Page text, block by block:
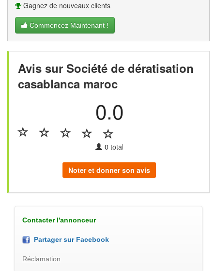
Gagnez de nouveaux clients
Commencez Maintenant !
Avis sur Société de dératisation
casablanca maroc
0.0
0 total
Noter et donner son avis
Contacter l'annonceur
Partager sur Facebook
Réclamation